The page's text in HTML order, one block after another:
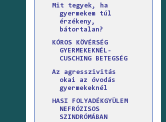
Mit tegyek, ha
gyermekem túl
érzékeny,
bátortalan?
KÓROS KÖVÉRSÉG
GYERMEKEKNÉL-
CUSCHING BETEGSÉG
Az agresszivitás
okai az óvodás
gyermekeknél
HASI FOLYADÉKGYÜLEM
NEFRÓZISOS
SZINDRÓMÁBAN